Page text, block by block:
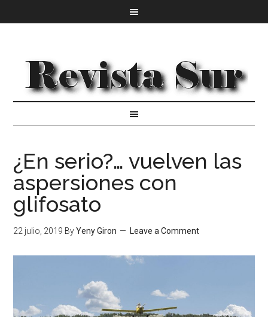
¿En serio?… vuelven las
aspersiones con
glifosato
22 julio, 2019 ByYeny Giron Leave a Comment